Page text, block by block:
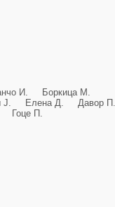
И. Боркица М.
Ј. Елена Д. Давор
П.